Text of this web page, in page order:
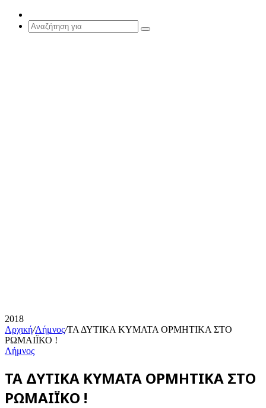
Article
Αναζήτηση
2018
Αρχική/Λήμνος/ΤΑ ΔΥΤΙΚΑ ΚΥΜΑΤΑ ΟΡΜΗΤΙΚΑ ΣΤΟ
ΡΩΜΑΙΪΚΟ !
Λήμνος
ΤΑ ΔΥΤΙΚΑ ΚΥΜΑΤΑ ΟΡΜΗΤΙΚΑ ΣΤΟ
ΡΩΜΑΙΪΚΟ !